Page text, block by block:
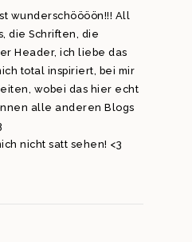
wunderschöööön!!! All
die Schriften, die
Header, ich liebe das
total inspiriert, bei mir
wobei das hier echt
alle anderen Blogs
nicht satt sehen! <3